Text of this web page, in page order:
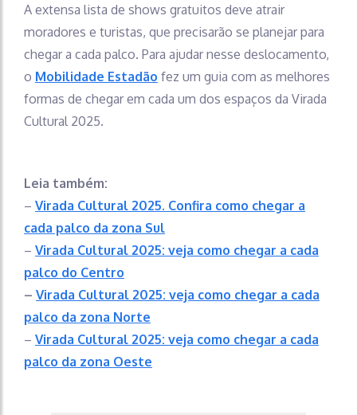
A extensa lista de shows gratuitos deve atrair
moradores e turistas, que precisarão se planejar para
chegar a cada palco. Para ajudar nesse deslocamento,
o Mobilidade Estadão fez um guia com as melhores
formas de chegar em cada um dos espaços da Virada
Cultural 2025.
Leia também:
– Virada Cultural 2025. Confira como chegar a
cada palco da zona Sul
– Virada Cultural 2025: veja como chegar a cada
palco do Centro
– Virada Cultural 2025: veja como chegar a cada
palco da zona Norte
– Virada Cultural 2025: veja como chegar a cada
palco da zona Oeste